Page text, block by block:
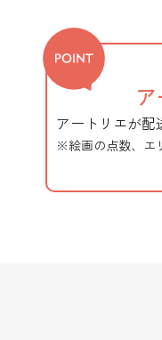
アートリエが配
絵画の点数、エ